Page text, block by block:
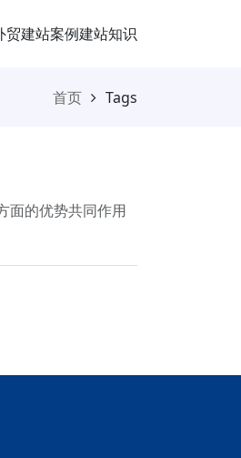
贸建站案例建站知识
首页 Tags
面的优势共同作用